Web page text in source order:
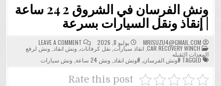
ونش الفرسان في الشروق 2 24 ساعة
| إنقاذ ونقل السيارات بسرعة
MRISUZU4@GMAIL.COM يوليو 8, 2026 LEAVE A COMMENT
ON
ونش
الفرسان
الشروق
POSTED
IN
CAR RECOVERY WINCH
,انقاذ سيارات,نقل كرفانات ونش انقاذ ونش لرفع
المعدات الثقيله
#ونش الفرسان ,#ونش انقاذ ونش 24 ساعة ونش سيارات
Rate this post